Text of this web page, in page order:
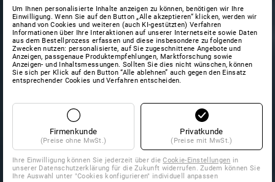
Um Ihnen personalisierte Inhalte anzeigen zu können, benötigen wir Ihre
Einwilligung. Wenn Sie auf den Button „Alle akzeptieren“ klicken, werden wir
anhand von Cookies und weiteren (auch KI-gestützten) Verfahren
Informationen über Ihre Interaktionen auf unserer Internetseite sowie Daten
aus dem Bestellprozess erfassen und diese insbesondere zu folgenden
Zwecken nutzen: personalisierte, auf Sie zugeschnittene Angebote und
Anzeigen, passgenaue Produktempfehlungen, Marktforschung sowie
Anzeigen- und Inhaltsmessungen. Sollten Sie dies nicht wünschen, können
Sie sich per Klick auf den Button “Alle ablehnen” auch gegen den Einsatz
entsprechender Cookies und Verfahren entscheiden.
Firmenkunde
(Preise ohne MwSt.)
Privatkunde
(Preise mit MwSt.)
Ihre Einwilligung können Sie jederzeit über dieCookie-Einstellungen in
unserer Datenschutzerklärung für die Zukunft widerrufen. Zudem können Sie
Ihre Auswahl unter "Cookies konfigurieren" individuell anpassen